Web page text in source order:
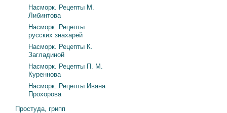
Насморк. Рецепты М.
Либинтова
Насморк. Рецепты
русских знахарей
Насморк. Рецепты К.
Загладиной
Насморк. Рецепты П. М.
Куреннова
Насморк. Рецепты Ивана
Прохорова
Простуда, грипп